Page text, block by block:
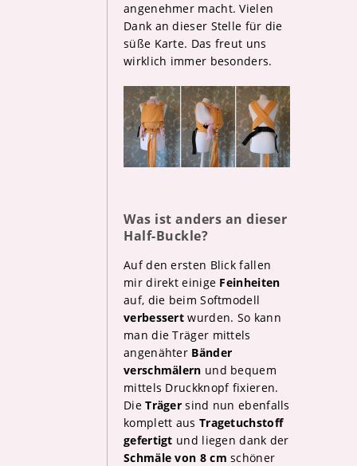
angenehmer macht. Vielen
Dank an dieser Stelle für die
süße Karte. Das freut uns
wirklich immer besonders.
Was ist anders an dieser
Half-Buckle?
Auf den ersten Blick fallen
mir direkt einige Feinheiten
auf, die beim Softmodell
verbessert wurden. So kann
man die Träger mittels
angenähter Bänder
verschmälern und bequem
mittels Druckknopf fixieren.
DieTräger sind nun ebenfalls
komplett aus Tragetuchstoff
gefertigt und liegen dank der
Schmäle von 8 cm schöner